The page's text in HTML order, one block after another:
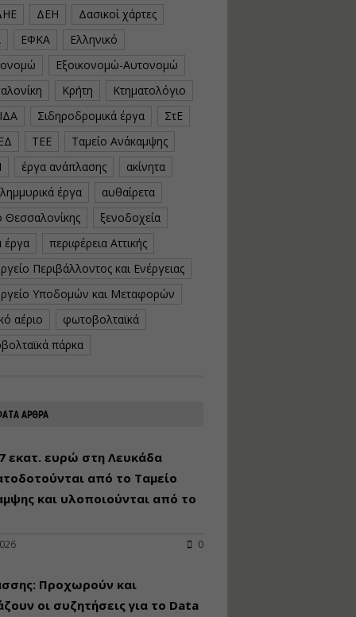
ΔΕΗ
Δασικοί χάρτες
ΕΦΚΑ
Ελληνικό
Εξοικονομώ-Αυτονομώ
Κρήτη
Κτηματολόγιο
Σιδηροδρομικά έργα
ΣτΕ
ΤΕΕ
Ταμείο Ανάκαμψης
έργα ανάπλασης
ακίνητα
έργα
αυθαίρετα
Θεσσαλονίκης
ξενοδοχεία
έργα
περιφέρεια Αττικής
Περιβάλλοντος και Ενέργειας
Υποδομών και Μεταφορών
αέριο
φωτοβολταϊκά
πάρκα
ΑΡΘΡΑ
εκατ. ευρώ στη Λευκάδα
από το Ταμείο
και υλοποιούνται από το
0
Προχωρούν και
οι συζητήσεις για το Data
Τιμή από: €230.00
Διάρκεια: 16 ώρες
Εισηγητής:
Τιμή από: €275.00
τουριστικών μονάδων
Νικόλαος Σαρούκος
Διάρκεια: 8 ώρες